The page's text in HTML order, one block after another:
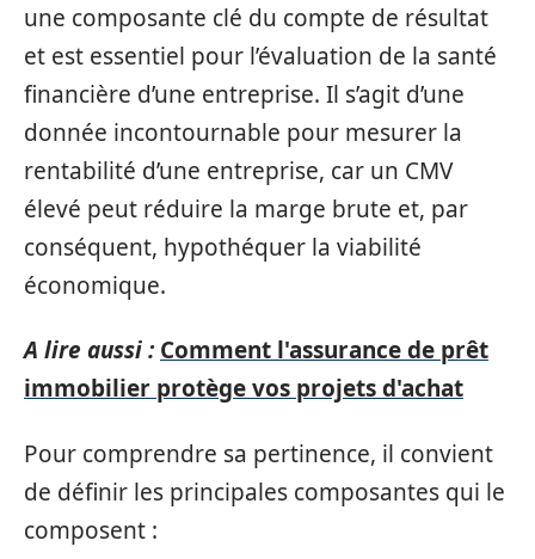
une composante clé du compte de résultat
et est essentiel pour l’évaluation de la santé
financière d’une entreprise. Il s’agit d’une
donnée incontournable pour mesurer la
rentabilité d’une entreprise, car un CMV
élevé peut réduire la marge brute et, par
conséquent, hypothéquer la viabilité
économique.
A lire aussi : Comment l'assurance de prêt
immobilier protège vos projets d'achat
Pour comprendre sa pertinence, il convient
de définir les principales composantes qui le
composent :